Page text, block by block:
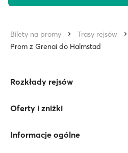
Bilety na promy
Trasy rejsów
Prom z Grenai do Halmstad
Rozkłady rejsów
Oferty i zniżki
Informacje ogólne